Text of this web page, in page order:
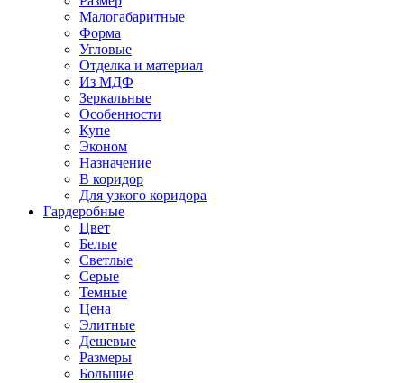
Малогабаритные
Форма
Угловые
Отделка и материал
Из МДФ
Зеркальные
Особенности
Купе
Эконом
Назначение
В коридор
Для узкого коридора
Гардеробные
Цвет
Белые
Светлые
Серые
Темные
Цена
Элитные
Дешевые
Размеры
Большие